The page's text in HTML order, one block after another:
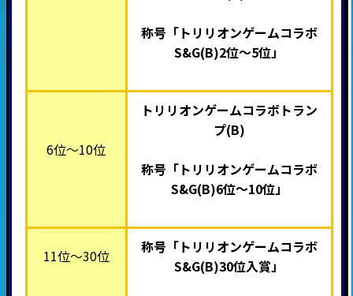
称号「トリリオンゲームコラボ
S&G(B)2位～5位」
6位～10位
トリリオンゲームコラボトラン
プ(B)
称号「トリリオンゲームコラボ
S&G(B)6位～10位」
11位～30位
称号「トリリオンゲームコラボ
S&G(B)30位入賞」